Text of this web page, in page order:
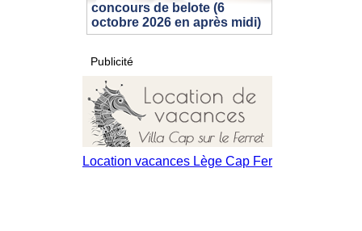
concours de belote (6
octobre 2026 en après midi)
Publicité